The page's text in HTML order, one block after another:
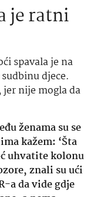
je ratni
spavala je na
djece.
jer nije mogla da
ženama su se
kažem: ‘Šta
uhvatite kolonu
znali su ući
a da vide gdje